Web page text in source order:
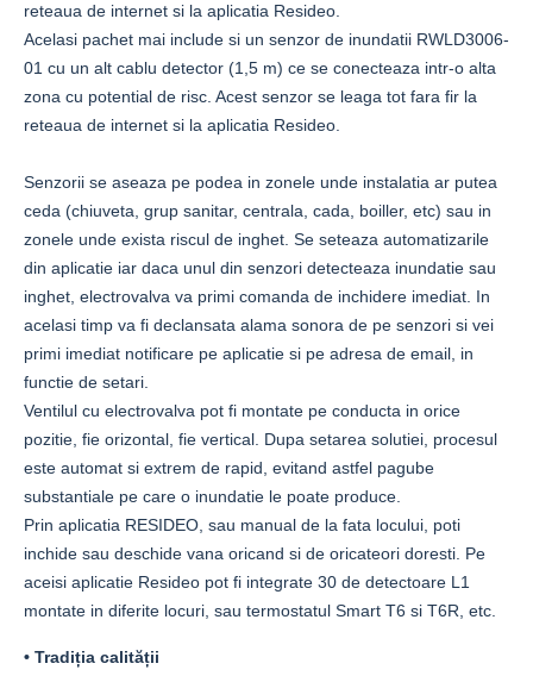
reteaua de internet si la aplicatia Resideo.
Acelasi pachet mai include si un senzor de inundatii RWLD3006-
01 cu un alt cablu detector (1,5 m) ce se conecteaza intr-o alta
zona cu potential de risc. Acest senzor se leaga tot fara fir la
reteaua de internet si la aplicatia Resideo.
Senzorii se aseaza pe podea in zonele unde instalatia ar putea
ceda (chiuveta, grup sanitar, centrala, cada, boiller, etc) sau in
zonele unde exista riscul de inghet. Se seteaza automatizarile
din aplicatie iar daca unul din senzori detecteaza inundatie sau
inghet, electrovalva va primi comanda de inchidere imediat. In
acelasi timp va fi declansata alama sonora de pe senzori si vei
primi imediat notificare pe aplicatie si pe adresa de email, in
functie de setari.
Ventilul cu electrovalva pot fi montate pe conducta in orice
pozitie, fie orizontal, fie vertical. Dupa setarea solutiei, procesul
este automat si extrem de rapid, evitand astfel pagube
substantiale pe care o inundatie le poate produce.
Prin aplicatia RESIDEO, sau manual de la fata locului, poti
inchide sau deschide vana oricand si de oricateori doresti. Pe
aceisi aplicatie Resideo pot fi integrate 30 de detectoare L1
montate in diferite locuri, sau termostatul Smart T6 si T6R, etc.
• Tradiția calității